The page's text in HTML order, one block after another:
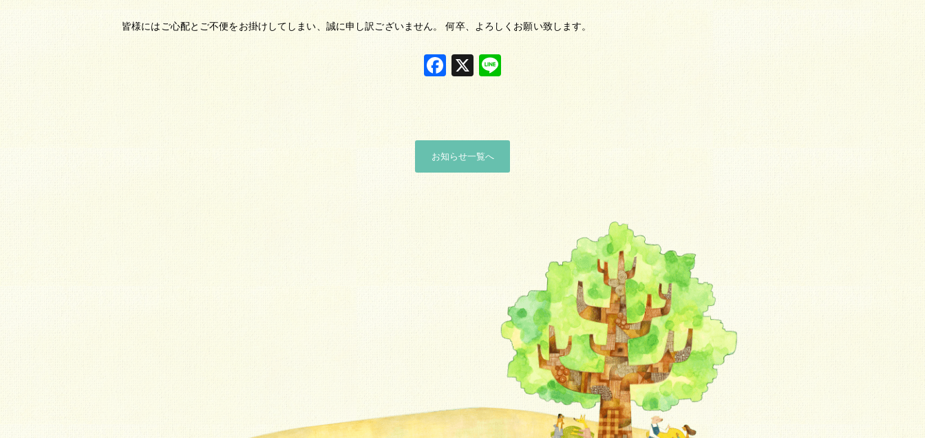
皆様にはご心配とご不便をお掛けしてしまい、誠に申し訳ございません。 何卒、よろしくお願い致します。
Facebook
X
お知らせ一覧へ